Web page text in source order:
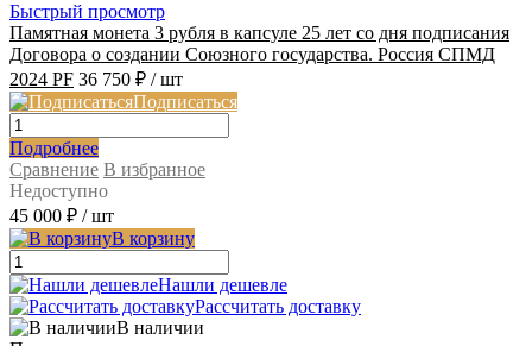
Быстрый просмотр
Памятная монета 3 рубля в капсуле 25 лет со дня подписания
Договора о создании Союзного государства. Россия СПМД
2024 PF 36 750 ₽ / шт
Подписаться
Подробнее
Сравнение В избранное
Недоступно
45 000 ₽ / шт
В корзину
Нашли дешевле
Рассчитать доставку
В наличии